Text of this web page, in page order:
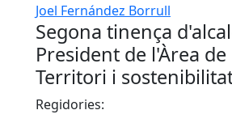
Joel Fernández Borrull
Segona tinença
President de l'Àrea de
Territori i
Regidories: